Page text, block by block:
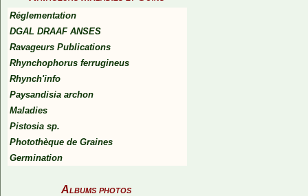
Réglementation
DGAL DRAAF ANSES
Ravageurs Publications
Rhynchophorus ferrugineus
Rhynch'info
Paysandisia archon
Maladies
Pistosia sp.
Photothèque de Graines
Germination
Albums photos